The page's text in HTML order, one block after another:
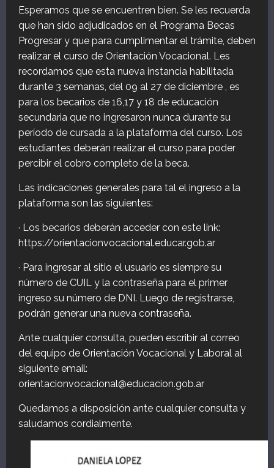
Esperamos que se encuentren bien. Se les recuerda
que han sido adjudicados en el Programa Becas
Progresar y que para cumplimentar el trámite, deben
realizar el curso de Orientación Vocacional. Les
recordamos que esta nueva instancia habilitada
durante 3 semanas, del 09 al 27 de diciembre , es
para los becarios de 16,17 y 18 de educación
secundaria que no ingresaron nunca durante su
período de cursada a la plataforma del curso. Los
estudiantes deberán realizar el curso para poder
percibir el cobro completo de la beca.
Las indicaciones generales para tal el ingreso a la
plataforma son las siguientes:
· Los becarios deberán acceder con este link:
https://orientacionvocacional.educar.gob.ar
· Para ingresar al sitio el usuario es siempre su
número de CUIL y la contraseña para el primer
ingreso su número de DNI. Luego de registrarse,
podrán generar una nueva contraseña.
Ante cualquier consulta, pueden escribir al correo
del equipo de Orientación Vocacional y Laboral al
siguiente email:
orientacionvocacional@educacion.gob.ar
Quedamos a disposición ante cualquier consulta y
saludamos cordialmente.